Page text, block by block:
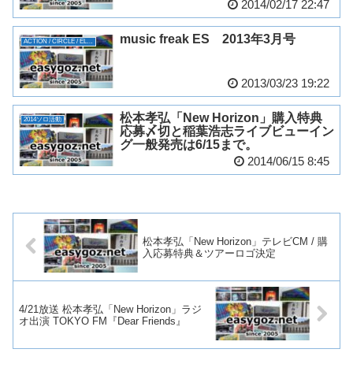
2014/02/17 22:47
music freak ES 2013年3月号
2013/03/23 19:22
2014ソロ活動
松本孝弘「New Horizon」購入特典
応募〆切と稲葉浩志ライブビューイン
グ一般発売は6/15まで。
2014/06/15 8:45
松本孝弘「New Horizon」テレビCM / 購
入応募特典＆ツアーロゴ決定
4/21放送 松本孝弘「New Horizon」ラジ
オ出演 TOKYO FM『Dear Friends』